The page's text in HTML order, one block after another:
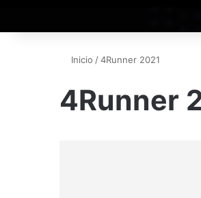
Inicio /4Runner 2021
4Runner